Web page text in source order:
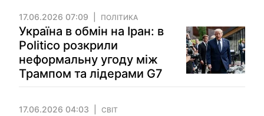
17.06.2026 07:09 ПОЛІТИКА
Україна в обмін на Іран: в
Politico розкрили
неформальну угоду між
Трампом та лідерами G7
17.06.2026 04:03 СВІТ